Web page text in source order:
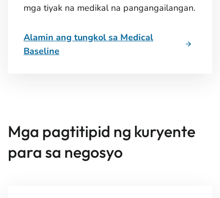
mga tiyak na medikal na pangangailangan.
Alamin ang tungkol sa Medical
Baseline
Mga pagtitipid ng kuryente
para sa negosyo